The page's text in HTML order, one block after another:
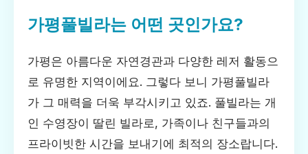
가평풀빌라는 어떤 곳인가요?
가평은 아름다운 자연경관과 다양한 레저 활동으
로 유명한 지역이에요. 그렇다 보니 가평풀빌라
가 그 매력을 더욱 부각시키고 있죠. 풀빌라는 개
인 수영장이 딸린 빌라로, 가족이나 친구들과의
프라이빗한 시간을 보내기에 최적의 장소랍니다.